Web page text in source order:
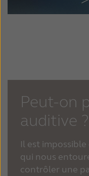
Peut-on
auditive ?
Il est
qui nous
contrôler une